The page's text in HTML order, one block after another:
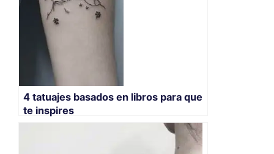
4 tatuajes basados en libros para que
te inspires